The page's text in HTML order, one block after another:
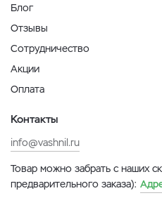
Блог
Отзывы
Сотрудничество
Акции
Оплата
Контакты
info@vashnil.ru
Товар можно забрать с наших
предварительного заказа):